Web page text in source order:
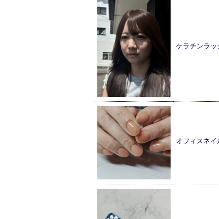
ケラチンラッ
オフィスネイ